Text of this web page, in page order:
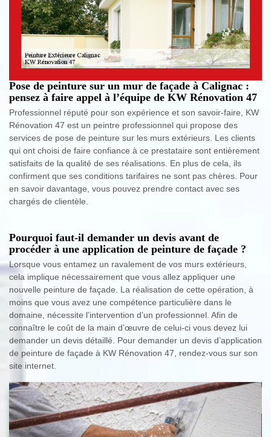
Pose de peinture sur un mur de façade à Calignac :
pensez à faire appel à l’équipe de KW Rénovation 47
Professionnel réputé pour son expérience et son savoir-faire, KW
Rénovation 47 est un peintre professionnel qui propose des
services de pose de peinture sur les murs extérieurs. Les clients
qui ont choisi de faire confiance à ce prestataire sont entièrement
satisfaits de la qualité de ses réalisations. En plus de cela, ils
confirment que ses conditions tarifaires ne sont pas chères. Pour
en savoir davantage, vous pouvez prendre contact avec ses
chargés de clientèle.
Pourquoi faut-il demander un devis avant de
procéder à une application de peinture de façade ?
Lorsque vous entamez un ravalement de vos murs extérieurs,
cela implique nécessairement que vous allez appliquer une
nouvelle peinture de façade. La réalisation de cette opération, à
moins que vous avez une compétence particulière dans le
domaine, nécessite l’intervention d’un professionnel. Afin de
connaître le coût de la main d’œuvre de celui-ci vous devez lui
demander un devis détaillé. Pour demander un devis d’application
de peinture de façade à KW Rénovation 47, rendez-vous sur son
site internet.